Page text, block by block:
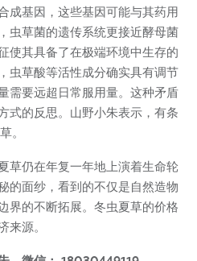
成基因，这些基因可能与其药用
虫草菌的遗传系统更接近酵母菌
使其具备了在极端环境中生存的
虫草酸等活性成分确实具有调节
需要远超日常服用量。这种矛盾
式的反思。山野小朱表示，有条
。
草仍在年复一年地上演着生命轮
的面纱，看到的不仅是自然造物
界的不断拓展。冬虫夏草的价格
来源。